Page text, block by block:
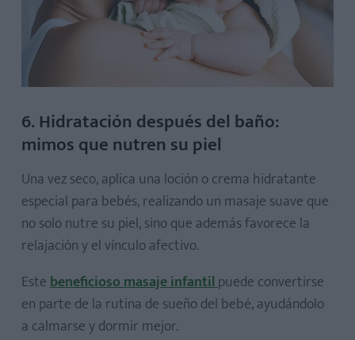
6. Hidratación después del baño:
mimos que nutren su piel
Una vez seco, aplica una loción o crema hidratante
especial para bebés, realizando un masaje suave que
no solo nutre su piel, sino que además favorece la
relajación y el vínculo afectivo.
Estebeneficioso masaje infantilpuede convertirse
en parte de la rutina de sueño del bebé, ayudándolo
a calmarse y dormir mejor.